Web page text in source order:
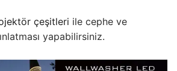
çeşitleri ile cephe ve
yapabilirsiniz.